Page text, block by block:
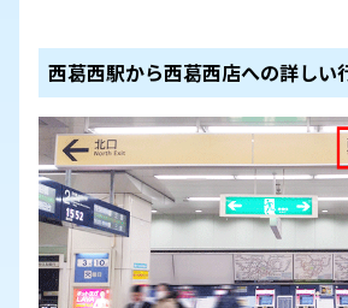
西葛西駅から西葛西店への詳しい